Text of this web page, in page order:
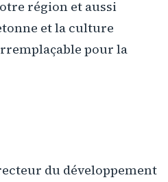
région et aussi
et la culture
pour la
du développement